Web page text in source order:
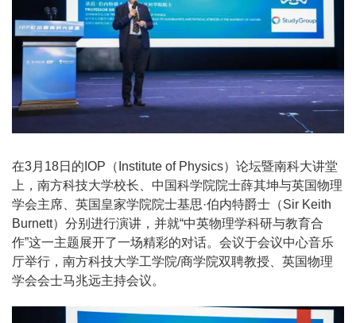
在3月18日的IOP（Institute of Physics）论坛暨南科大讲堂
上，南方科技大学校长、中国科学院院士薛其坤与英国物理
学会主席、英国皇家学院院士基思·伯内特爵士（Sir Keith
Burnett）分别进行演讲，并就“中英物理学科研与教育合
作”这一主题展开了一场精彩的对话。会议于会议中心音乐
厅举行，南方科技大学工学院/商学院双聘教授、英国物理
学会会士马兆远主持会议。